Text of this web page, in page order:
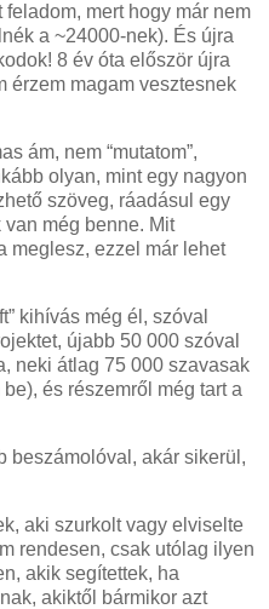
mert hogy már nem
a ~24000-nek). És újra
8 év óta először újra
érzem magam vesztesnek
ám, nem “mutatom”,
olyan, mint egy nagyon
szöveg, ráadásul egy
még benne. Mit
meglesz, ezzel már lehet
kihívás még él, szóval
újabb 50 000 szóval
neki átlag 75 000 szavasak
és részemről még tart a
beszámolóval, akár sikerül,
aki szurkolt vagy elviselte
rendesen, csak utólag ilyen
akik segítettek, ha
akiktől bármikor azt